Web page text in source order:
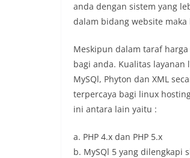
anda dengan sistem yang
dalam bidang website
Meskipun dalam taraf
bagi anda. Kualitas
MySQl, Phyton dan XML
terpercaya bagi linux
ini antara lain yaitu :
a. PHP 4.x dan PHP 5.x
b. MySQl 5 yang dilengkapi